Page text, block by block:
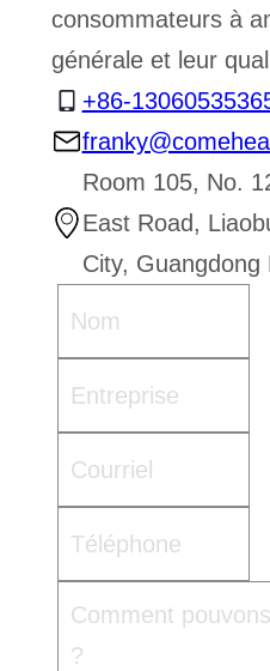
consommateurs à
générale et leur
+86-
Room 105, No.
East Road,
City, Guangdong